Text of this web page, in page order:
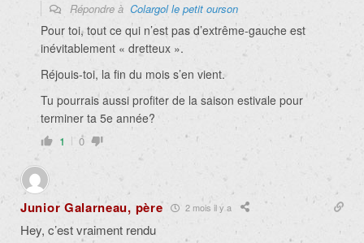
Répondre à Colargol le petit ourson
Pour toi, tout ce qui n’est pas d’extrême-gauche est
inévitablement « dretteux ».
Réjouis-toi, la fin du mois s’en vient.
Tu pourrais aussi profiter de la saison estivale pour
terminer ta 5e année?
1 0
Junior Galarneau, père 2 mois il y a
Hey, c’est vraiment rendu